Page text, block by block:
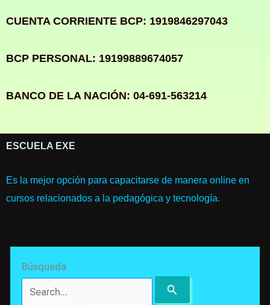
CUENTA CORRIENTE BCP: 1919846297043
BCP PERSONAL: 19199889674057
BANCO DE LA NACIÓN: 04-691-563214
ESCUELA EXE
Es la mejor opción para capacitarse de manera online en
cursos relacionados a la pedagógica y tecnología.
Búsqueda
for: